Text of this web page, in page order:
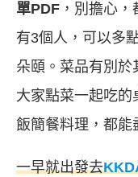
單PDF ，別擔心
有3個人，可以多
朵頤。菜品有別於
大家點菜一起吃的
飯簡餐料理，都能
一早就出發去